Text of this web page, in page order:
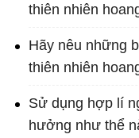
thiên nhiên
Hãy nêu những
thiên nhiên
Sử dụng hợp lí
hưởng như thể